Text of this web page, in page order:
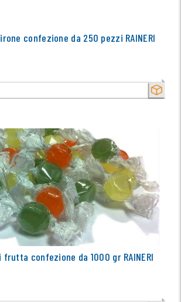
SECCO
confezione da 250 pezzi RAINERI
frutta confezione da 1000 gr RAINERI